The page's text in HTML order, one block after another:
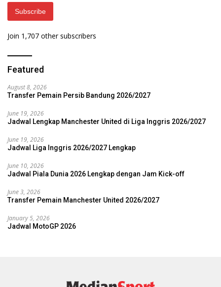
Subscribe
Join 1,707 other subscribers
Featured
August 8, 2026
Transfer Pemain Persib Bandung 2026/2027
June 19, 2026
Jadwal Lengkap Manchester United di Liga Inggris 2026/2027
June 19, 2026
Jadwal Liga Inggris 2026/2027 Lengkap
June 10, 2026
Jadwal Piala Dunia 2026 Lengkap dengan Jam Kick-off
June 3, 2026
Transfer Pemain Manchester United 2026/2027
January 5, 2026
Jadwal MotoGP 2026